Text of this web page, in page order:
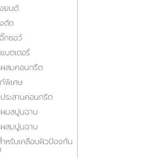
ยนต์
ตัด
กซอว์
บตเตอรี่
สมคอนกรีต
พิเศษ
ระสานคอนกรีต
มสปูนฉาบ
สมปูนฉาบ
หรับเคลือบผิวป้องกัน